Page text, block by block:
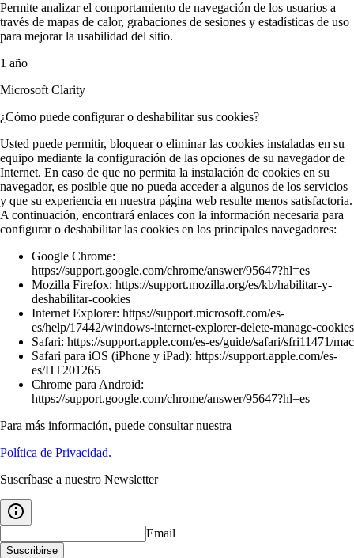
Permite analizar el comportamiento de navegación de los usuarios a
través de mapas de calor, grabaciones de sesiones y estadísticas de uso
para mejorar la usabilidad del sitio.
1 año
Microsoft Clarity
¿Cómo puede configurar o deshabilitar sus cookies?
Usted puede permitir, bloquear o eliminar las cookies instaladas en su
equipo mediante la configuración de las opciones de su navegador de
Internet. En caso de que no permita la instalación de cookies en su
navegador, es posible que no pueda acceder a algunos de los servicios
y que su experiencia en nuestra página web resulte menos satisfactoria.
A continuación, encontrará enlaces con la información necesaria para
configurar o deshabilitar las cookies en los principales navegadores:
Google Chrome:
https://support.google.com/chrome/answer/95647?hl=es
Mozilla Firefox: https://support.mozilla.org/es/kb/habilitar-y-
deshabilitar-cookies
Internet Explorer: https://support.microsoft.com/es-
es/help/17442/windows-internet-explorer-delete-manage-cookies
Safari: https://support.apple.com/es-es/guide/safari/sfri11471/mac
Safari para iOS (iPhone y iPad): https://support.apple.com/es-
es/HT201265
Chrome para Android:
https://support.google.com/chrome/answer/95647?hl=es
Para más información, puede consultar nuestra
Política de Privacidad.
Suscríbase a nuestro Newsletter
Email
Suscribirse